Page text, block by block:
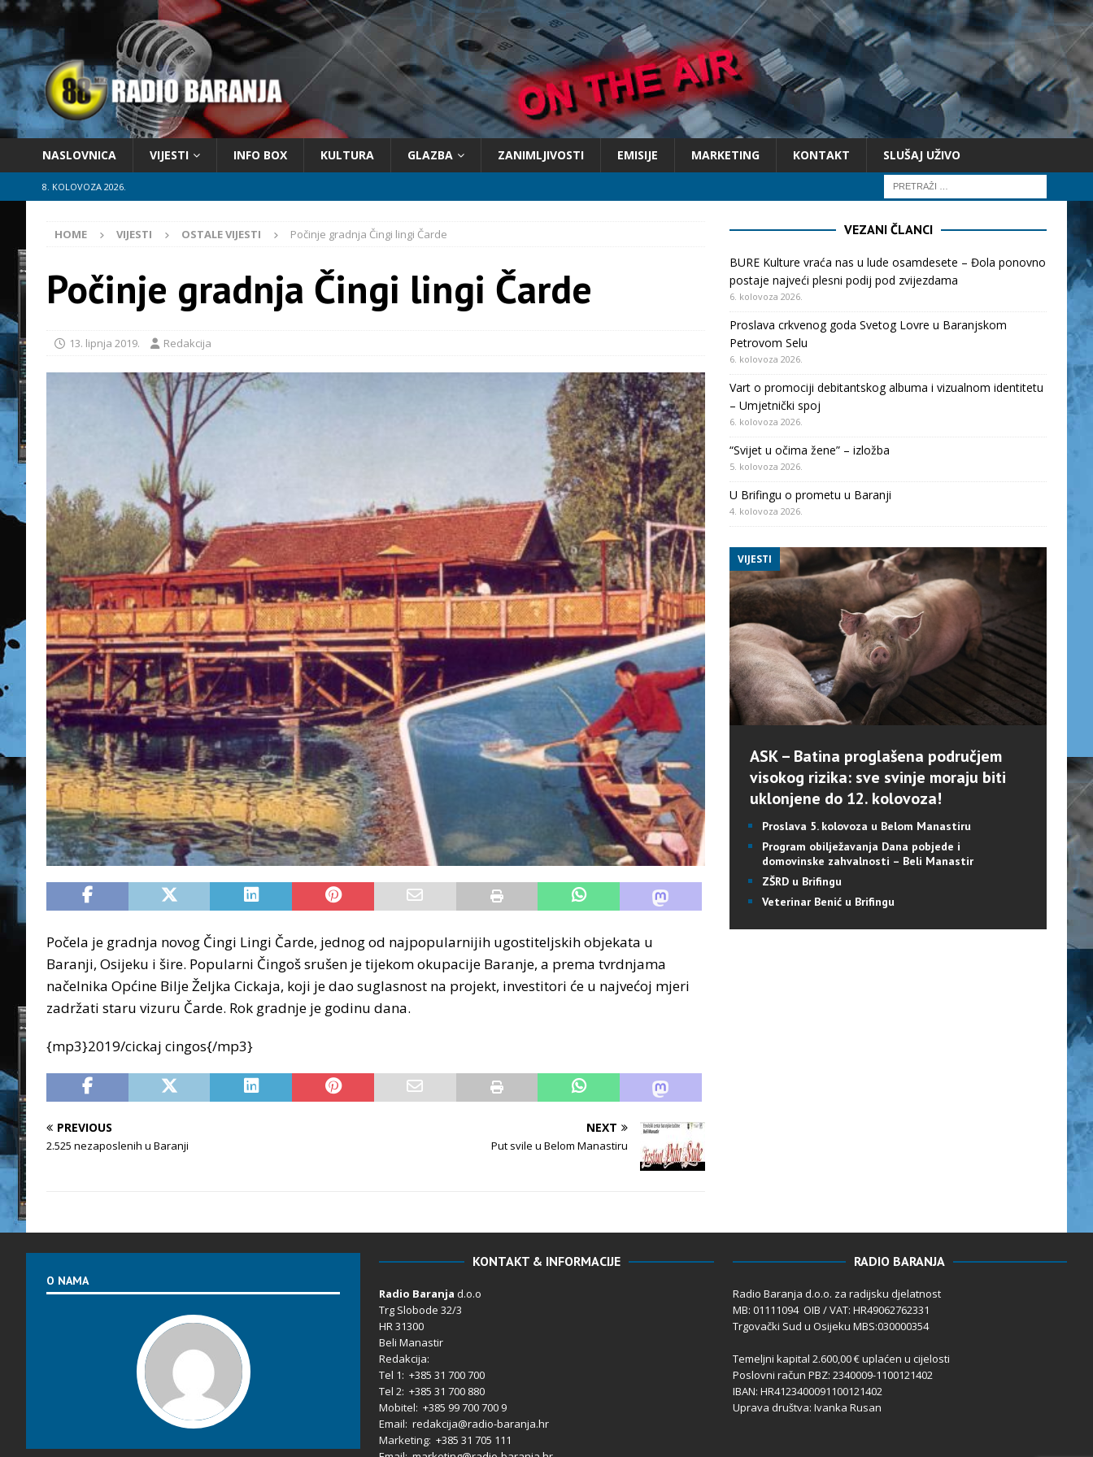
NASLOVNICA VIJESTI INFO BOX KULTURA GLAZBA ZANIMLJIVOSTI EMISIJE MARKETING KONTAKT SLUŠAJ UŽIVO
8. KOLOVOZA 2026.
HOME VIJESTI OSTALE VIJESTI Počinje gradnja Čingi lingi Čarde
Počinje gradnja Čingi lingi Čarde
13. lipnja 2019. Redakcija
Počela je gradnja novog Čingi Lingi Čarde, jednog od najpopularnijih ugostiteljskih objekata u
Baranji, Osijeku i šire. Popularni Čingoš srušen je tijekom okupacije Baranje, a prema tvrdnjama
načelnika Općine Bilje Željka Cickaja, koji je dao suglasnost na projekt, investitori će u najvećoj mjeri
zadržati staru vizuru Čarde. Rok gradnje je godinu dana.
{mp3}2019/cickaj cingos{/mp3}
PREVIOUS
2.525 nezaposlenih u Baranji
NEXT
Put svile u Belom Manastiru
VEZANI ČLANCI
BURE Kulture vraća nas u lude osamdesete – Đola ponovno
postaje najveći plesni podij pod zvijezdama
6. kolovoza 2026.
Proslava crkvenog goda Svetog Lovre u Baranjskom
Petrovom Selu
6. kolovoza 2026.
Vart o promociji debitantskog albuma i vizualnom identitetu
– Umjetnički spoj
6. kolovoza 2026.
“Svijet u očima žene” – izložba
5. kolovoza 2026.
U Brifingu o prometu u Baranji
4. kolovoza 2026.
VIJESTI
ASK – Batina proglašena područjem
visokog rizika: sve svinje moraju biti
uklonjene do 12. kolovoza!
Proslava 5. kolovoza u Belom Manastiru
Program obilježavanja Dana pobjede i
domovinske zahvalnosti – Beli Manastir
ZŠRD u Brifingu
Veterinar Benić u Brifingu
O NAMA
KONTAKT & INFORMACIJE
Radio Baranja d.o.o
Trg Slobode 32/3
HR 31300
Beli Manastir
Redakcija:
Tel 1: +385 31 700 700
Tel 2: +385 31 700 880
Mobitel: +385 99 700 700 9
Email: redakcija@radio-baranja.hr
Marketing: +385 31 705 111
RADIO BARANJA
Radio Baranja d.o.o. za radijsku djelatnost
MB: 01111094 OIB / VAT: HR49062762331
Trgovački Sud u Osijeku MBS:030000354
Temeljni kapital 2.600,00 € uplaćen u cijelosti
Poslovni račun PBZ: 2340009-1100121402
IBAN: HR4123400091100121402
Uprava društva: Ivanka Rusan